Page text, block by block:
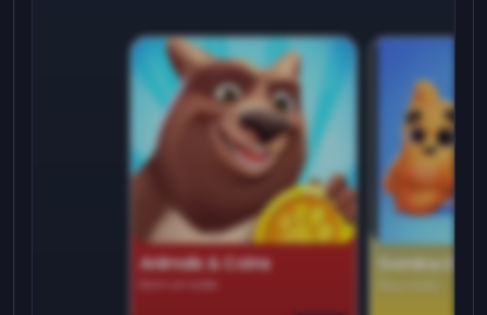
Animals & Coins
Earn on side
Domino